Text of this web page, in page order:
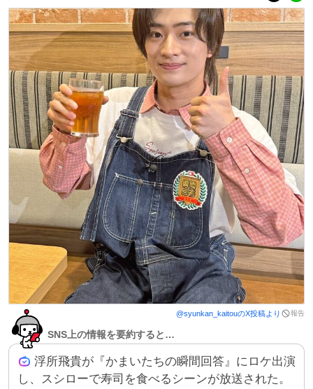
@syunkan_kaitouのX投稿より 報告
SNS上の情報を要約すると…
浮所飛貴が『かまいたちの瞬間回答』にロケ出演
し、スシローで寿司を食べるシーンが放送された。